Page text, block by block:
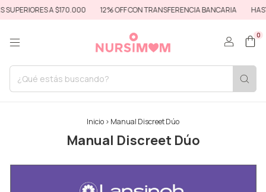
A $170.000 12% OFF CON TRANSFERENCIA BANCARIA HASTA 6
0
Inicio > Manual Discreet Dúo
Manual Discreet Dúo